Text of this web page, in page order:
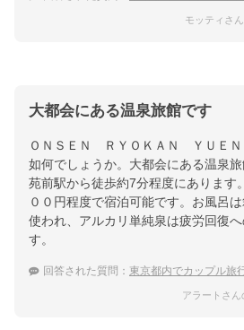
モッティさ
大都会にある温泉旅館です
ＯＮＳＥＮ ＲＹＯＫＡＮ ＹＵＥ
如何でしょうか。大都会にある温泉
苑前駅から徒歩約7分程度にあります
００円程度で宿泊可能です。お風呂
使われ、アルカリ単純泉は疲労回復
す。
回答された質問： 東京都内でカップル旅行にお
アラートさん